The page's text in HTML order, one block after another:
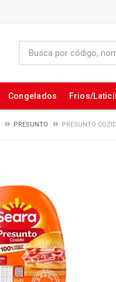
Congelados Frios/
PRESUNTO PRESUNTO